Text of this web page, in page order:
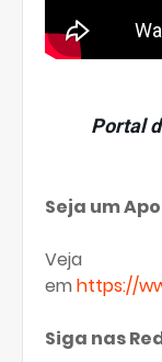
Portal
Seja um
Veja
em https://
Siga nas